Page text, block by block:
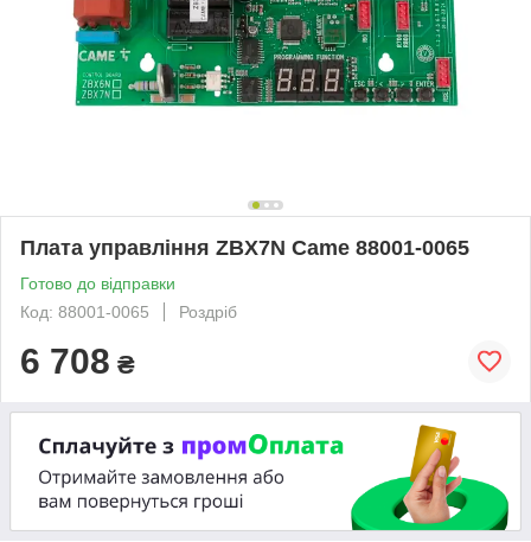
Плата управління ZBX7N Came 88001-0065
Готово до відправки
Код: 88001-0065
Роздріб
6 708 ₴